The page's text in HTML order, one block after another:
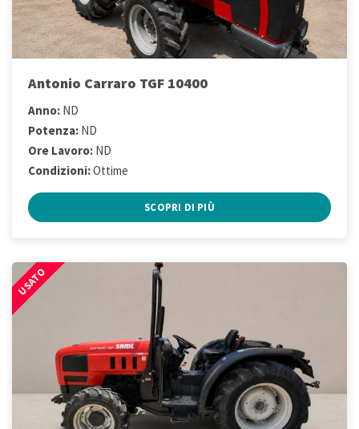
Antonio Carraro TGF 10400
Anno: ND
Potenza: ND
Ore Lavoro: ND
Condizioni:Ottime
SCOPRI DI PIÙ
USATO